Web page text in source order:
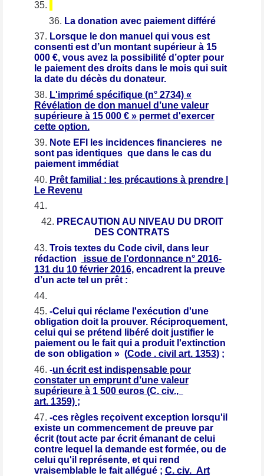
La donation avec paiement différé
Lorsque le don manuel qui vous est
consenti est d’un montant supérieur à 15
000 €, vous avez la possibilité d’opter pour
le paiement des droits dans le mois qui suit
la date du décès du donateur.
L'imprimé spécifique (n° 2734) «
Révélation de don manuel d’une valeur
supérieure à 15 000 € » permet d'exercer
cette option.
Note EFI les incidences financieres ne
sont pas identiques que dans le cas du
paiement immédiat
Prêt familial : les précautions à prendre |
Le Revenu
PRECAUTION AU NIVEAU DU DROIT
DES CONTRATS
Trois textes du Code civil, dans leur
rédaction
issue de l’ordonnance n° 2016-
131 du 10 février 2016,encadrent la preuve
d’un acte tel un prêt :
-Celui qui réclame l'exécution d'une
obligation doit la prouver. Réciproquement,
celui qui se prétend libéré doit justifier le
paiement ou le fait qui a produit l'extinction
de son obligation » (Code . civil art. 1353) ;
-un écrit est indispensable pour
constater un emprunt d’une valeur
supérieure à 1 500 euros (C. civ.,
art. 1359) ;
-ces règles reçoivent exception lorsqu'il
existe un commencement de preuve par
écrit (tout acte par écrit émanant de celui
contre lequel la demande est formée, ou de
celui qu'il représente, et qui rend
vraisemblable le fait allégué ; C. civ. Art